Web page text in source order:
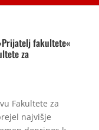
fakultete«
za
Fakultete za
najvišje